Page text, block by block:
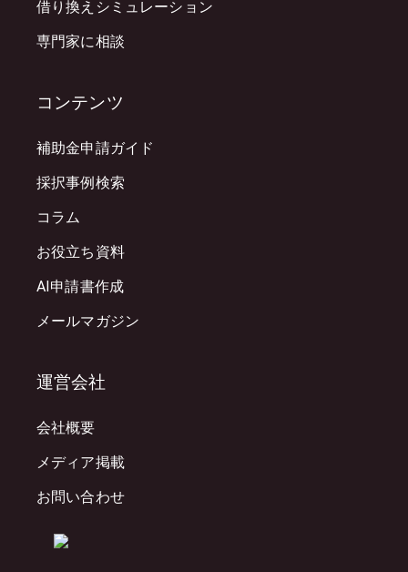
借り換えシミュレーション
専門家に相談
コンテンツ
補助金申請ガイド
採択事例検索
コラム
お役立ち資料
AI申請書作成
メールマガジン
運営会社
会社概要
メディア掲載
お問い合わせ